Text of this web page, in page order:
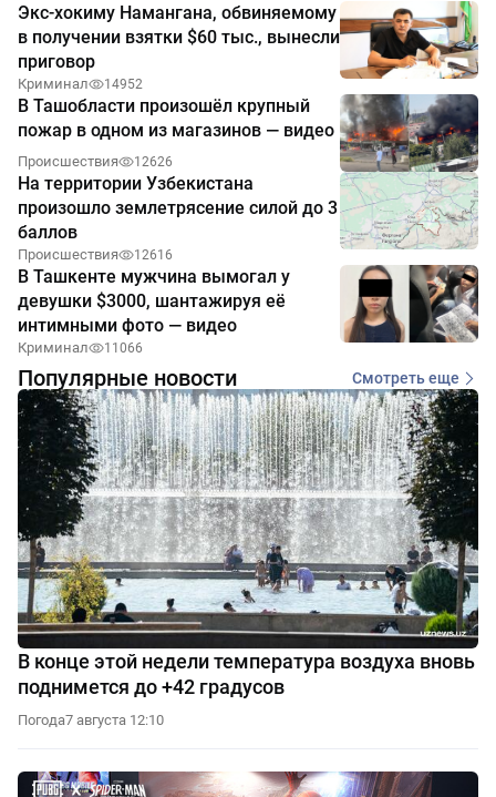
Экс-хокиму Намангана, обвиняемому
в получении взятки $60 тыс., вынесли
приговор
Криминал 14952
В Ташобласти произошёл крупный
пожар в одном из магазинов — видео
Происшествия 12626
На территории Узбекистана
произошло землетрясение силой до 3
баллов
Происшествия 12616
В Ташкенте мужчина вымогал у
девушки $3000, шантажируя её
интимными фото — видео
Криминал 11066
Популярные новости Смотреть еще
В конце этой недели температура воздуха вновь
поднимется до +42 градусов
Погода7 августа 12:10